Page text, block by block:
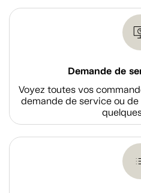
Demande de
Voyez toutes vos
demande de service ou